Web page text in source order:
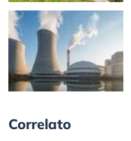
Correlato